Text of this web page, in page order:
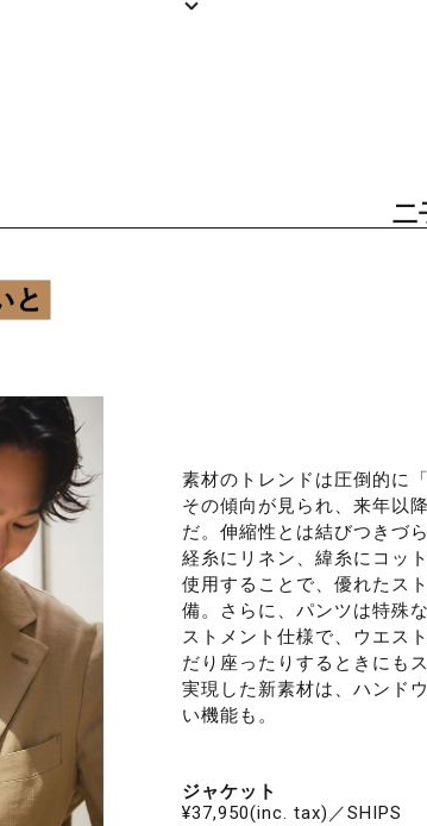
二
素材のトレンドは圧倒的に
その傾向が見られ、来年以
だ。伸縮性とは結びつきづ
経糸にリネン、緯糸にコッ
使用することで、優れたス
備。さらに、パンツは特殊
ストメント仕様で、ウエス
だり座ったりするときにも
実現した新素材は、ハンド
い機能も。
ジャケット
¥37,950(inc. tax)／SHIPS